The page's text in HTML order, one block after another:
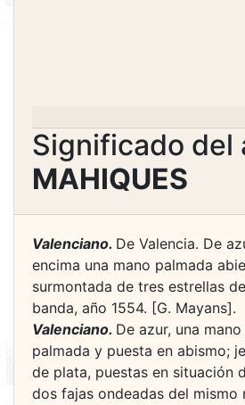
Significado del
MAHIQUES
Valenciano. De Valencia. De
encima una mano palmada
surmontada de tres estrellas
banda, año 1554. [G. Mayans].
Valenciano. De azur, una
palmada y puesta en abismo;
de plata, puestas en situación
dos fajas ondeadas del mismo